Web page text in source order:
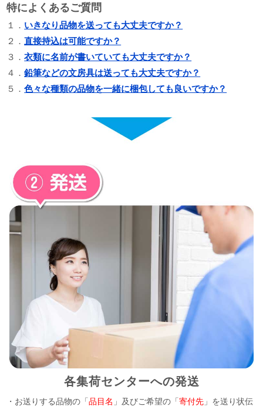
特によくあるご質問
１． いきなり品物を送っても大丈夫ですか？
２．直接持込は可能ですか？
３．衣類に名前が書いていても大丈夫ですか？
４．鉛筆などの文房具は送っても大丈夫ですか？
５．色々な種類の品物を一緒に梱包しても良いですか？
各集荷センターへの発送
・お送りする品物の「品目名 」及びご希望の「寄付先 」を送り状伝